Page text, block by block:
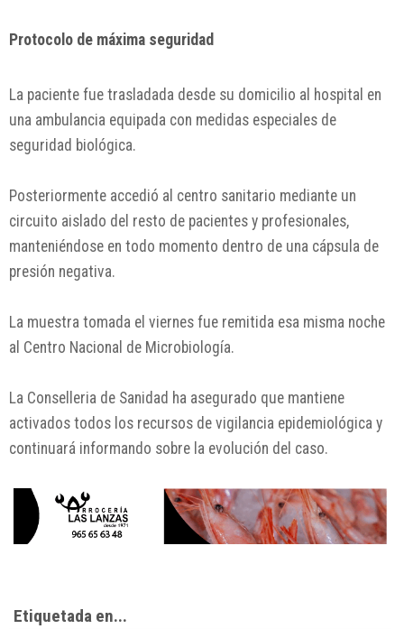
Protocolo de máxima seguridad
La paciente fue trasladada desde su domicilio al hospital en
una ambulancia equipada con medidas especiales de
seguridad biológica.
Posteriormente accedió al centro sanitario mediante un
circuito aislado del resto de pacientes y profesionales,
manteniéndose en todo momento dentro de una cápsula de
presión negativa.
La muestra tomada el viernes fue remitida esa misma noche
al Centro Nacional de Microbiología.
La Conselleria de Sanidad ha asegurado que mantiene
activados todos los recursos de vigilancia epidemiológica y
continuará informando sobre la evolución del caso.
Etiquetada en...